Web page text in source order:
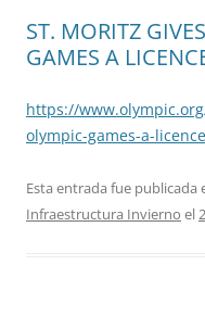
ST. MORITZ
GAMES A
https://
olympic-games-a-
Esta entrada fue publicada
Infraestructura Invierno el